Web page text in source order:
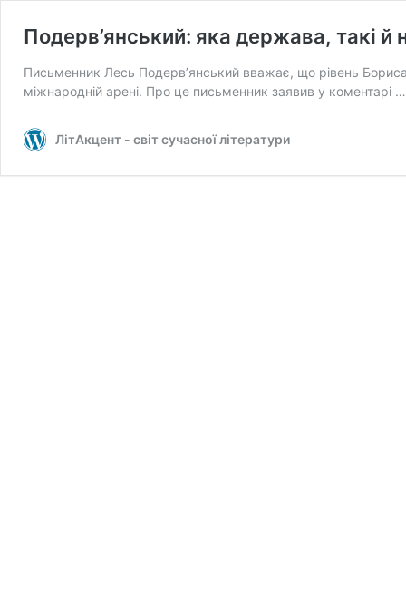
Подерв’янський: яка держава, такі й
Письменник Лесь Подерв’янський вважає, що рівень
міжнародній арені. Про це письменник заявив у коментарі
ЛітАкцент - світ сучасної літератури